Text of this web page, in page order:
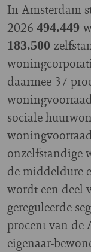
In Amsterdam
2026 494.449
183.500
daarmee 37
sociale
onzelfstandige
de middeldure
wordt een deel
gereguleerde
procent van de
eigenaar-